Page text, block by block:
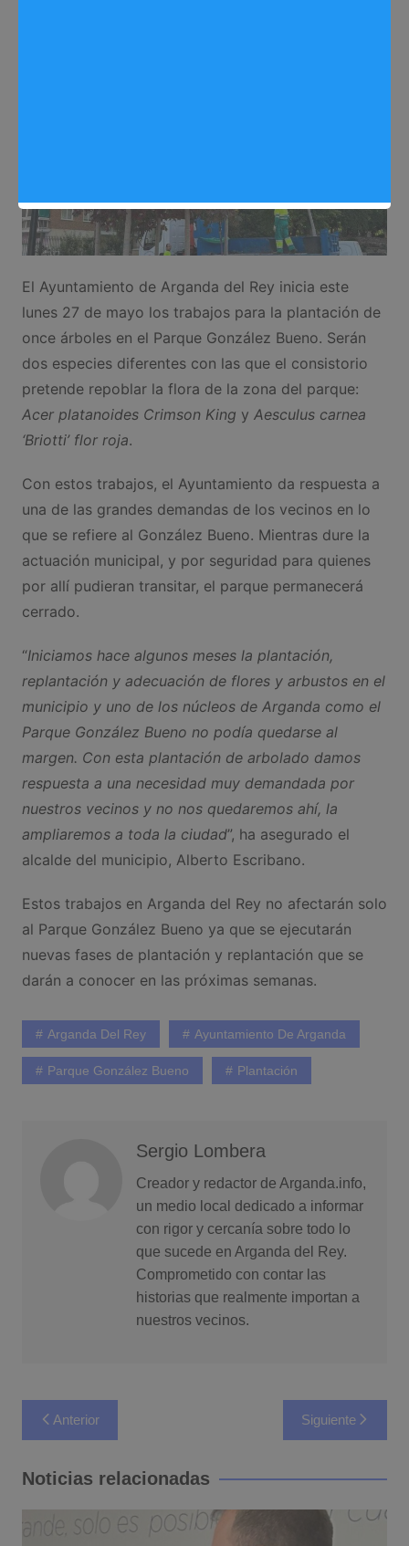
El Ayuntamiento de Arganda del Rey inicia este
lunes 27 de mayo los trabajos para la plantación de
once árboles en el Parque González Bueno. Serán
dos especies diferentes con las que el consistorio
pretende repoblar la flora de la zona del parque:
Acer platanoides Crimson King y Aesculus carnea
‘Briotti’ flor roja.
Con estos trabajos, el Ayuntamiento da respuesta a
una de las grandes demandas de los vecinos en lo
que se refiere al González Bueno. Mientras dure la
actuación municipal, y por seguridad para quienes
por allí pudieran transitar, el parque permanecerá
cerrado.
“Iniciamos hace algunos meses la plantación,
replantación y adecuación de flores y arbustos en el
municipio y uno de los núcleos de Arganda como el
Parque González Bueno no podía quedarse al
margen. Con esta plantación de arbolado damos
respuesta a una necesidad muy demandada por
nuestros vecinos y no nos quedaremos ahí, la
ampliaremos a toda la ciudad”, ha asegurado el
alcalde del municipio, Alberto Escribano.
Estos trabajos en Arganda del Rey no afectarán solo
al Parque González Bueno ya que se ejecutarán
nuevas fases de plantación y replantación que se
darán a conocer en las próximas semanas.
Arganda Del Rey Ayuntamiento De Arganda
Parque González Bueno Plantación
Sergio Lombera
Creador y redactor de Arganda.info,
un medio local dedicado a informar
con rigor y cercanía sobre todo lo
que sucede en Arganda del Rey.
Comprometido con contar las
historias que realmente importan a
nuestros vecinos.
Navegación
de
entradas
Anterior Siguiente
Noticias relacionadas